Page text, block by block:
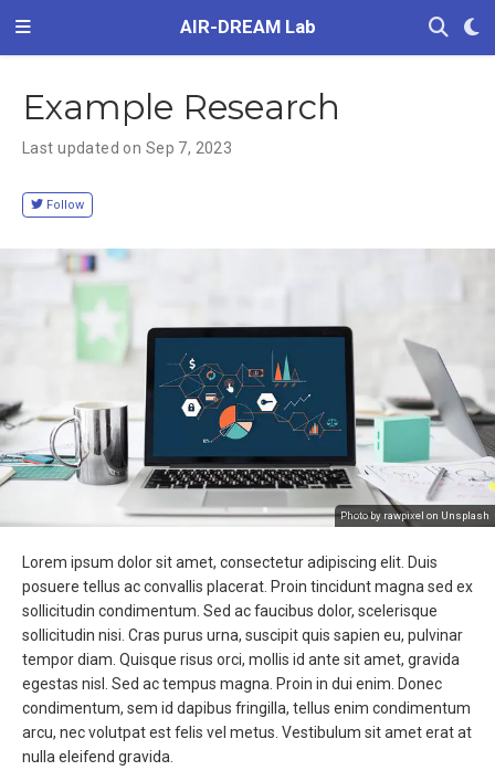
AIR-DREAM Lab
Example Research
Last updated on Sep 7, 2023
Follow
Photo by rawpixel on Unsplash
Lorem ipsum dolor sit amet, consectetur adipiscing elit. Duis
posuere tellus ac convallis placerat. Proin tincidunt magna sed ex
sollicitudin condimentum. Sed ac faucibus dolor, scelerisque
sollicitudin nisi. Cras purus urna, suscipit quis sapien eu, pulvinar
tempor diam. Quisque risus orci, mollis id ante sit amet, gravida
egestas nisl. Sed ac tempus magna. Proin in dui enim. Donec
condimentum, sem id dapibus fringilla, tellus enim condimentum
arcu, nec volutpat est felis vel metus. Vestibulum sit amet erat at
nulla eleifend gravida.